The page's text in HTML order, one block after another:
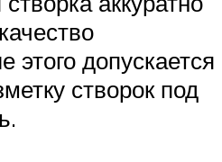
этого допускается
створок под